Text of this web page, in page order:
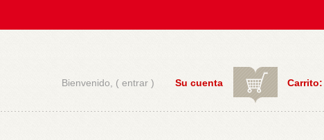
Carrito:
Su cuenta
Bienvenido, ( entrar)